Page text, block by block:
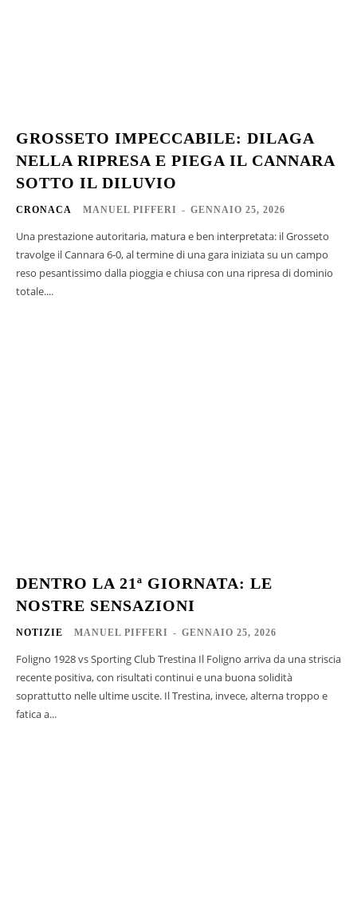
GROSSETO IMPECCABILE: DILAGA
NELLA RIPRESA E PIEGA IL CANNARA
SOTTO IL DILUVIO
CRONACA MANUEL PIFFERI - GENNAIO 25, 2026
Una prestazione autoritaria, matura e ben interpretata: il Grosseto
travolge il Cannara 6-0, al termine di una gara iniziata su un campo
reso pesantissimo dalla pioggia e chiusa con una ripresa di dominio
totale....
DENTRO LA 21ª GIORNATA: LE
NOSTRE SENSAZIONI
NOTIZIE MANUEL PIFFERI - GENNAIO 25, 2026
Foligno 1928 vs Sporting Club Trestina Il Foligno arriva da una striscia
recente positiva, con risultati continui e una buona solidità
soprattutto nelle ultime uscite. Il Trestina, invece, alterna troppo e
fatica a...